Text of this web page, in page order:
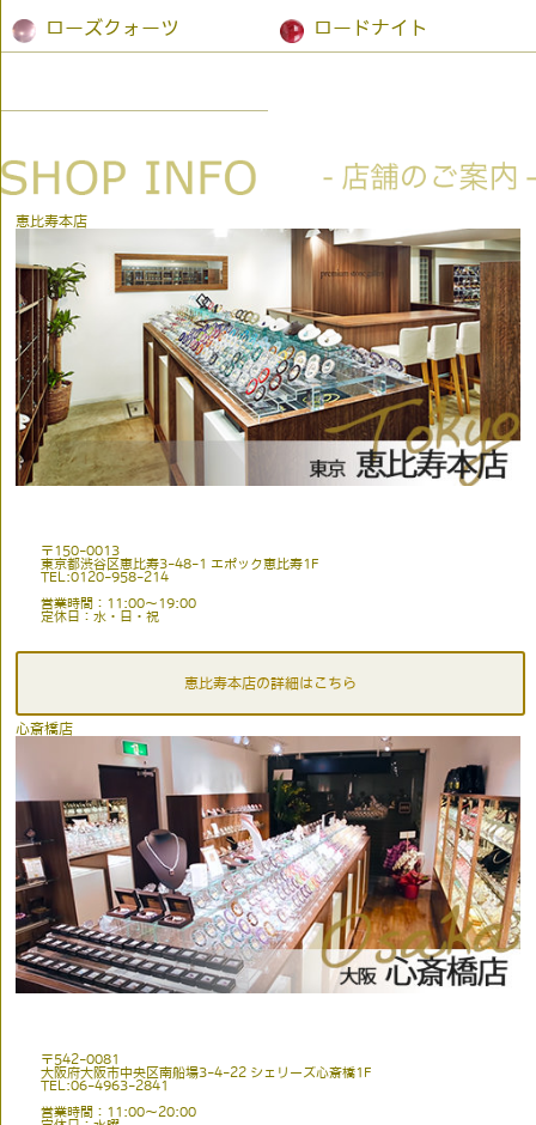
ローズクォーツ ロードナイト
恵比寿本店
〒150-0013
東京都渋谷区恵比寿3-48-1 エポック恵比寿1F
TEL:0120-958-214
営業時間：11:00〜19:00
定休日：水・日・祝
恵比寿本店の詳細はこちら
心斎橋店
〒542-0081
大阪府大阪市中央区南船場3-4-22 シェリーズ心斎橋1F
TEL:06-4963-2841
営業時間：11:00〜20:00